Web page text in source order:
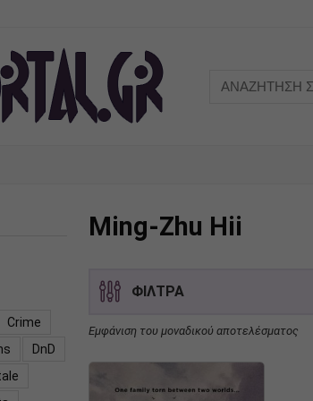
Crime
DnD
Ming-Zhu Hii
ΦΙΛΤΡΑ
Εμφάνιση του μοναδικού αποτελέσματος